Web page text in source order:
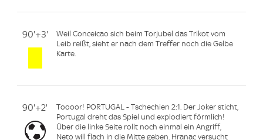
90'+3'
Weil Conceicao sich beim Torjubel das Trikot vom
Leib reißt, sieht er nach dem Treffer noch die Gelbe
Karte.
90'+2'
Toooor! PORTUGAL - Tschechien 2:1. Der Joker sticht,
Portugal dreht das Spiel und explodiert förmlich!
Über die linke Seite rollt noch einmal ein Angriff,
Neto will flach in die Mitte geben. Hranac versucht